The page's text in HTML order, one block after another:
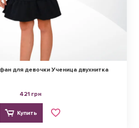
для девочки Ученица двухнитка
421 грн
Купить